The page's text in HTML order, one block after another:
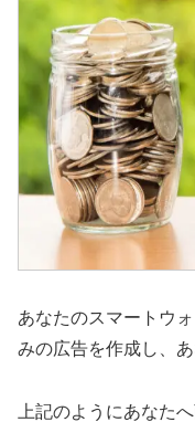
あなたのスマートウ
みの広告を作成し、
上記のようにあなた